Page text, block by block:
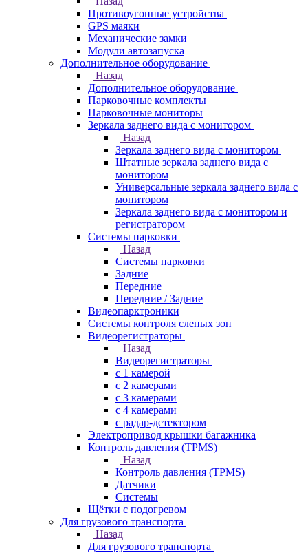
Противоугонные устройства
GPS маяки
Механические замки
Модули автозапуска
Дополнительное оборудование
Назад
Дополнительное оборудование
Парковочные комплекты
Парковочные мониторы
Зеркала заднего вида с монитором
Назад
Зеркала заднего вида с монитором
Штатные зеркала заднего вида с
монитором
Универсальные зеркала заднего вида с
монитором
Зеркала заднего вида с монитором и
регистратором
Системы парковки
Назад
Системы парковки
Задние
Передние
Передние / Задние
Видеопарктроники
Системы контроля слепых зон
Видеорегистраторы
Назад
Видеорегистраторы
с 1 камерой
с 2 камерами
с 3 камерами
с 4 камерами
с радар-детектором
Электропривод крышки багажника
Контроль давления (TPMS)
Назад
Контроль давления (TPMS)
Датчики
Системы
Щётки с подогревом
Для грузового транспорта
Назад
Для грузового транспорта